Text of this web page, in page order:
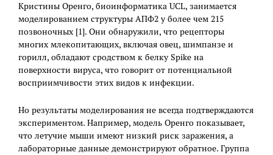
Кристины Оренго, биоинформатика UCL, занимается
моделированием структуры АПФ2 у более чем 215
позвоночных [1]. Они обнаружили, что рецепторы
многих млекопитающих, включая овец, шимпанзе и
горилл, обладают сродством к белку Spike на
поверхности вируса, что говорит от потенциальной
восприимчивости этих видов к инфекции.
Но результаты моделирования не всегда подтверждаются
экспериментом. Например, модель Оренго показывает,
что летучие мыши имеют низкий риск заражения, а
лабораторные данные демонстрируют обратное. Группа